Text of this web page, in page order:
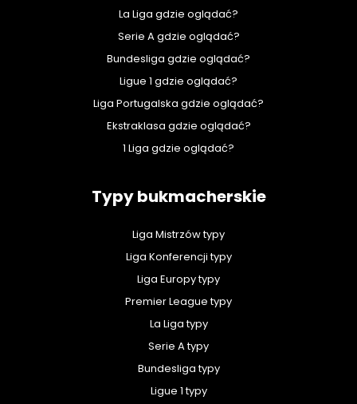
La Liga gdzie oglądać?
Serie A gdzie oglądać?
Bundesliga gdzie oglądać?
Ligue 1 gdzie oglądać?
Liga Portugalska gdzie oglądać?
Ekstraklasa gdzie oglądać?
1 Liga gdzie oglądać?
Typy bukmacherskie
Liga Mistrzów typy
Liga Konferencji typy
Liga Europy typy
Premier League typy
La Liga typy
Serie A typy
Bundesliga typy
Ligue 1 typy